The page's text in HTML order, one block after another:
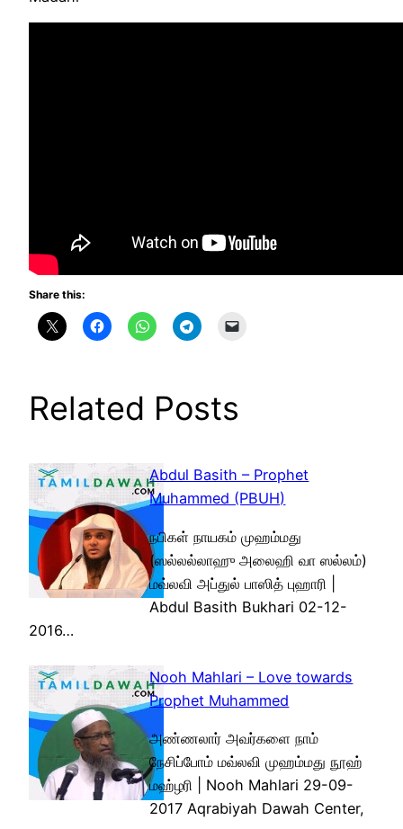
Share this:
Related Posts
Abdul Basith – Prophet
Muhammed (PBUH)
நபிகள் நாயகம் முஹம்மது
(ஸல்லல்லாஹு அலைஹி வா ஸல்லம்)
மவ்லவி அப்துல் பாஸித் புஹாரி |
Abdul Basith Bukhari 02-12-
2016…
Nooh Mahlari – Love towards
Prophet Muhammed
அண்ணலார் அவர்களை நாம்
நேசிப்போம் மவ்லவி முஹம்மது நூஹ்
மஹ்ழரி | Nooh Mahlari 29-09-
2017 Aqrabiyah Dawah Center,